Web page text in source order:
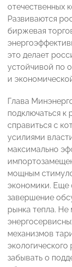
отечественных
Развиваются
биржевая
это делает
устойчивой по
и
Глава
подключаться
справиться с
усилиями
максимально
мощным
экономики. Еще
завершение
рынка тепла.
механизмов
экологического
забывать о